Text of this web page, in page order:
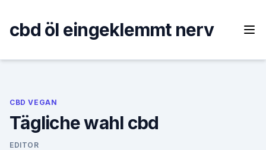
content
cbd öl eingeklemmt nerv
CBD VEGAN
Tägliche wahl cbd
EDITOR